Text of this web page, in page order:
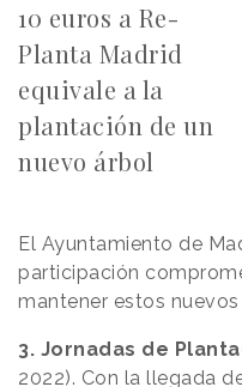
10 euros a Re-
Planta Madrid
equivale a la
plantación de un
nuevo árbol
El Ayuntamiento de
participación
mantener estos
3. Jornadas de
2022). Con la llegada